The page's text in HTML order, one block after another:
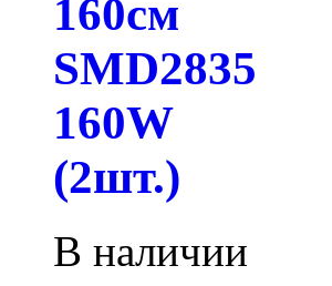
160см
SMD2835
160W
(2шт.)
В наличии